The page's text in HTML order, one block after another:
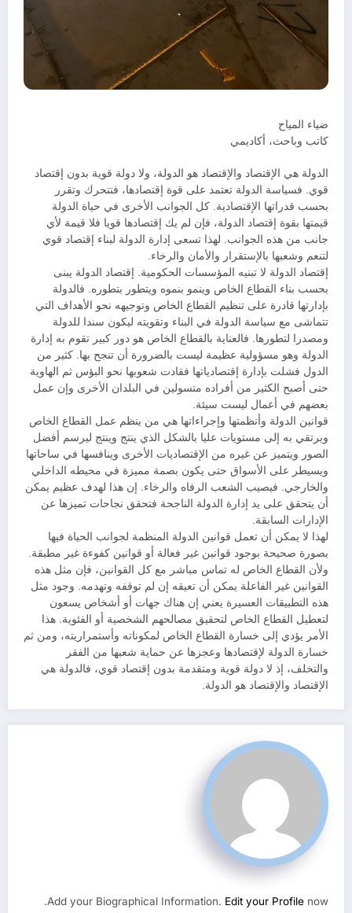
ضياء المياح
كاتب وباحث، أكاديمي
الدولة هي الإقتصاد والإقتصاد هو الدولة، ولا دولة قوية بدون إقتصاد
قوي. فسياسة الدولة تعتمد على قوة إقتصادها، فتتحرك وتقرر
بحسب قدراتها الإقتصادية. كل الجوانب الأخرى في حياة الدولة
قيمتها بقوة إقتصاد الدولة، فإن لم يك إقتصادها قويا فلا قيمة لأي
جانب من هذه الجوانب. لهذا تسعى إدارة الدولة لبناء إقتصاد قوي
لتنعم وشعبها بالإستقرار والأمان والرخاء.
إقتصاد الدولة لا تبنيه المؤسسات الحكومية. إقتصاد الدولة يبنى
بحسب بناء القطاع الخاص وينمو بنموه ويتطور بتطوره. فالدولة
بإدارتها قادرة على تنظيم القطاع الخاص وتوجيهه نحو الأهداف التي
تتماشى مع سياسة الدولة في البناء وتقويته ليكون سندا للدولة
ومصدرا لتطورها. فالعناية بالقطاع الخاص هو دور كبير تقوم به إدارة
الدولة وهو مسؤولية عظيمة ليست بالضرورة أن تنجح بها. كثير من
الدول فشلت بإدارة إقتصادياتها فقادت شعوبها نحو البؤس ثم الهاوية
حتى أصبح الكثير من أفراده متسولين في البلدان الأخرى وإن عمل
بعضهم في أعمال ليست سيئة.
قوانين الدولة وأنظمتها وإجراءاتها هي من ينظم عمل القطاع الخاص
ويرتقي به إلى مستويات عليا بالشكل الذي ينتج وينتج ليرسم أفضل
الصور ويتميز عن غيره من الإقتصاديات الأخرى وينافسها في ساحاتها
ويسيطر على الأسواق حتى يكون بصمة مميزة في محيطه الداخلي
والخارجي. فيصيب الشعب الرفاه والرخاء. إن هذا لهدف عظيم يمكن
أن يتحقق على يد إدارة الدولة الناجحة فتحقق نجاحات تميزها عن
الإدارات السابقة.
لهذا لا يمكن أن تعمل قوانين الدولة المنظمة لجوانب الحياة فيها
بصورة صحيحة بوجود قوانين غير فعالة أو قوانين كفوءة غير مطبقة.
ولأن القطاع الخاص له تماس مباشر مع كل القوانين، فإن مثل هذه
القوانين غير الفاعلة يمكن أن تعيقه إن لم توقفه وتهدمه. وجود مثل
هذه التطبيقات العسيرة يعني إن هناك جهات أو أشخاص يسعون
لتعطيل القطاع الخاص لتحقيق مصالحهم الشخصية أو الفئوية. هذا
الأمر يؤدي إلى خسارة القطاع الخاص لمكوناته وأستمراريته، ومن ثم
خسارة الدولة لإقتصادها وعجزها عن حماية شعبها من الفقر
والتخلف، إذ لا دولة قوية ومتقدمة بدون إقتصاد قوي، فالدولة هي
الإقتصاد والإقتصاد هو الدولة.
Add your Biographical Information. Edit your Profile now.